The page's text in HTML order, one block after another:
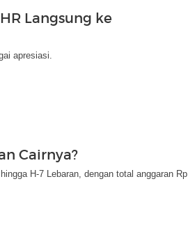
Langsung ke
apresiasi.
Cairnya?
H-7 Lebaran, dengan total anggaran Rp